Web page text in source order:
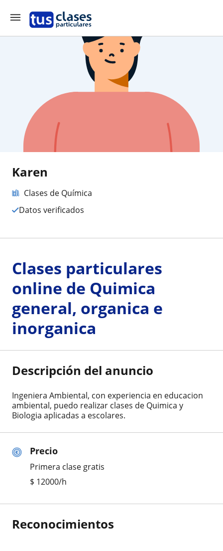
Karen
Clases de Química
Datos verificados
Precio
Primera clase gratis
$ 12000/h
Clases particulares
online de Quimica
general, organica e
inorganica
Descripción del anuncio
Ingeniera Ambiental, con experiencia en educacion
ambiental, puedo realizar clases de Quimica y
Biologia aplicadas a escolares.
Reconocimientos